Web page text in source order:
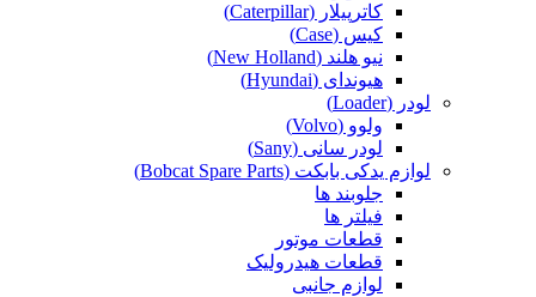
کاترپیلار (Caterpillar)
کیس (Case)
نیو هلند (New Holland)
هیوندای (Hyundai)
لودر (Loader)
ولوو (Volvo)
لودر سانی (Sany)
لوازم یدکی بابکت (Bobcat Spare Parts)
جلوبند ها
فیلتر ها
قطعات موتور
قطعات هیدرولیک
لوازم جانبی